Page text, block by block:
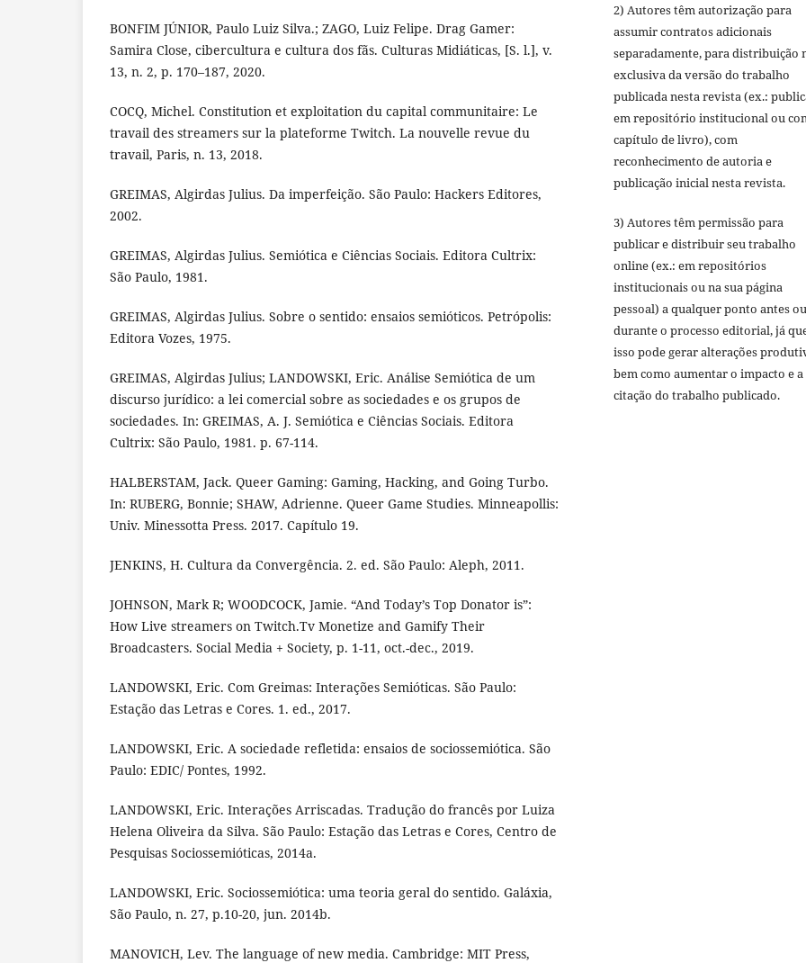
BONFIM JÚNIOR, Paulo Luiz Silva.; ZAGO, Luiz Felipe. Drag Gamer:
Samira Close, cibercultura e cultura dos fãs. Culturas Midiáticas, [S. l.], v.
13, n. 2, p. 170–187, 2020.
COCQ, Michel. Constitution et exploitation du capital communitaire: Le
travail des streamers sur la plateforme Twitch. La nouvelle revue du
travail, Paris, n. 13, 2018.
GREIMAS, Algirdas Julius. Da imperfeição. São Paulo: Hackers Editores,
2002.
GREIMAS, Algirdas Julius. Semiótica e Ciências Sociais. Editora Cultrix:
São Paulo, 1981.
GREIMAS, Algirdas Julius. Sobre o sentido: ensaios semióticos. Petrópolis:
Editora Vozes, 1975.
GREIMAS, Algirdas Julius; LANDOWSKI, Eric. Análise Semiótica de um
discurso jurídico: a lei comercial sobre as sociedades e os grupos de
sociedades. In: GREIMAS, A. J. Semiótica e Ciências Sociais. Editora
Cultrix: São Paulo, 1981. p. 67-114.
HALBERSTAM, Jack. Queer Gaming: Gaming, Hacking, and Going Turbo.
In: RUBERG, Bonnie; SHAW, Adrienne. Queer Game Studies. Minneapollis:
Univ. Minessotta Press. 2017. Capítulo 19.
JENKINS, H. Cultura da Convergência. 2. ed. São Paulo: Aleph, 2011.
JOHNSON, Mark R; WOODCOCK, Jamie. “And Today’s Top Donator is”:
How Live streamers on Twitch.Tv Monetize and Gamify Their
Broadcasters. Social Media + Society, p. 1-11, oct.-dec., 2019.
LANDOWSKI, Eric. Com Greimas: Interações Semióticas. São Paulo:
Estação das Letras e Cores. 1. ed., 2017.
LANDOWSKI, Eric. A sociedade refletida: ensaios de sociossemiótica. São
Paulo: EDIC/ Pontes, 1992.
LANDOWSKI, Eric. Interações Arriscadas. Tradução do francês por Luiza
Helena Oliveira da Silva. São Paulo: Estação das Letras e Cores, Centro de
Pesquisas Sociossemióticas, 2014a.
LANDOWSKI, Eric. Sociossemiótica: uma teoria geral do sentido. Galáxia,
São Paulo, n. 27, p.10-20, jun. 2014b.
MANOVICH, Lev. The language of new media. Cambridge: MIT Press,
2) Autores têm autorização para
assumir contratos adicionais
separadamente, para distribuição
exclusiva da versão do trabalho
publicada nesta revista (ex.:
em repositório institucional ou
capítulo de livro), com
reconhecimento de autoria e
publicação inicial nesta revista.
3) Autores têm permissão para
publicar e distribuir seu trabalho
online (ex.: em repositórios
institucionais ou na sua página
pessoal) a qualquer ponto antes ou
durante o processo editorial, já
isso pode gerar alterações
bem como aumentar o impacto e a
citação do trabalho publicado.